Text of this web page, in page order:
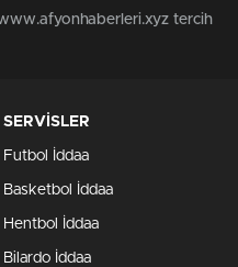
www.afyonhaberleri.xyz tercih
SERVİSLER
Futbol İddaa
Basketbol İddaa
Hentbol İddaa
Bilardo İddaa